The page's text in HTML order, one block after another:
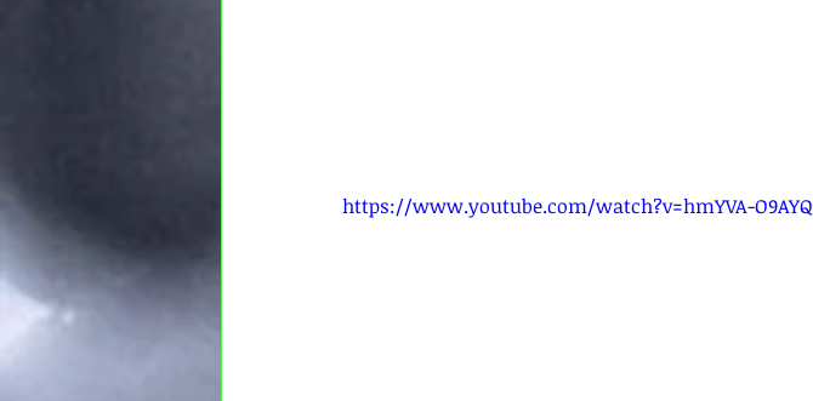
https://www.youtube.com/watch?v=hmYVA-O9AYQ